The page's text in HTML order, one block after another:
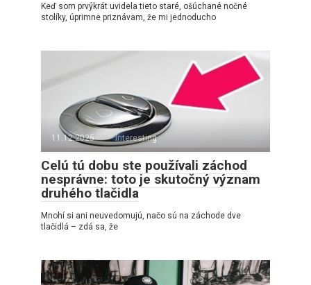
Keď som prvýkrát uvidela tieto staré, ošúchané nočné
stolíky, úprimne priznávam, že mi jednoducho
11.12.2025 interesting
Celú tú dobu ste používali záchod
nesprávne: toto je skutočný význam
druhého tlačidla
Mnohí si ani neuvedomujú, načo sú na záchode dve
tlačidlá – zdá sa, že